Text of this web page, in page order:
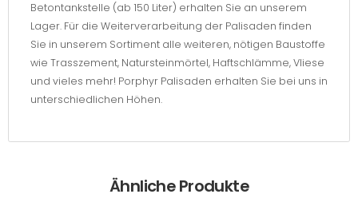
Betontankstelle (ab 150 Liter) erhalten Sie an unserem
Lager. Für die Weiterverarbeitung der Palisaden finden
Sie in unserem Sortiment alle weiteren, nötigen Baustoffe
wie Trasszement, Natursteinmörtel, Haftschlämme, Vliese
und vieles mehr! Porphyr Palisaden erhalten Sie bei uns in
unterschiedlichen Höhen.
Ähnliche Produkte